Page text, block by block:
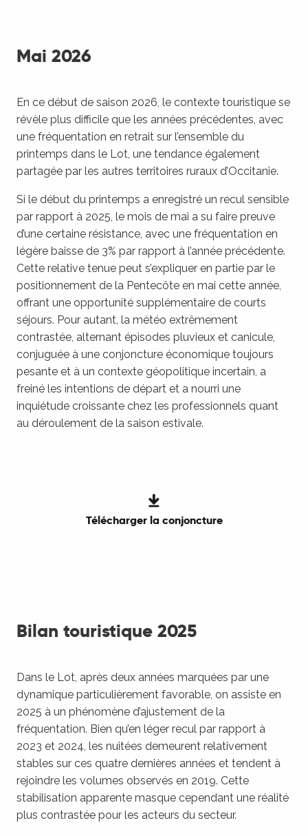
Mai 2026
En ce début de saison 2026, le contexte touristique se
révèle plus difficile que les années précédentes, avec
une fréquentation en retrait sur l’ensemble du
printemps dans le Lot, une tendance également
partagée par les autres territoires ruraux d’Occitanie.
Si le début du printemps a enregistré un recul sensible
par rapport à 2025, le mois de mai a su faire preuve
d’une certaine résistance, avec une fréquentation en
légère baisse de 3% par rapport à l’année précédente.
Cette relative tenue peut s’expliquer en partie par le
positionnement de la Pentecôte en mai cette année,
offrant une opportunité supplémentaire de courts
séjours. Pour autant, la météo extrêmement
contrastée, alternant épisodes pluvieux et canicule,
conjuguée à une conjoncture économique toujours
pesante et à un contexte géopolitique incertain, a
freiné les intentions de départ et a nourri une
inquiétude croissante chez les professionnels quant
au déroulement de la saison estivale.
Télécharger la conjoncture
Bilan touristique 2025
Dans le Lot, après deux années marquées par une
dynamique particulièrement favorable, on assiste en
2025 à un phénomène d’ajustement de la
fréquentation. Bien qu’en léger recul par rapport à
2023 et 2024, les nuitées demeurent relativement
stables sur ces quatre dernières années et tendent à
rejoindre les volumes observés en 2019. Cette
stabilisation apparente masque cependant une réalité
plus contrastée pour les acteurs du secteur.